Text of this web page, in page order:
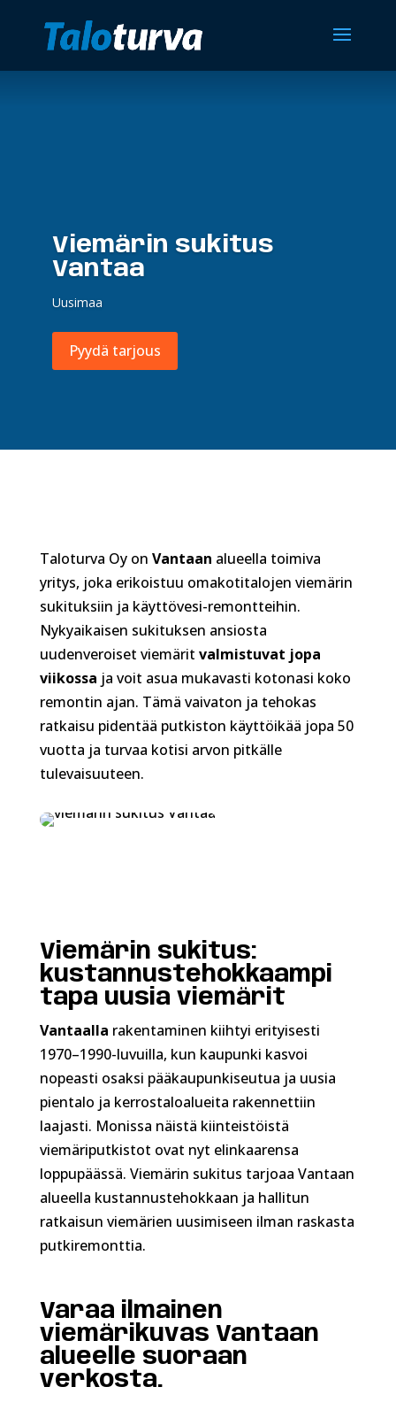
Viemärin sukitus
Vantaa
Uusimaa
Pyydä tarjous
Taloturva Oy on Vantaan alueella toimiva
yritys, joka erikoistuu omakotitalojen viemärin
sukituksiin ja käyttövesi-remontteihin.
Nykyaikaisen sukituksen ansiosta
uudenveroiset viemärit valmistuvat jopa
viikossa ja voit asua mukavasti kotonasi koko
remontin ajan. Tämä vaivaton ja tehokas
ratkaisu pidentää putkiston käyttöikää jopa 50
vuotta ja turvaa kotisi arvon pitkälle
tulevaisuuteen.
Viemärin sukitus:
kustannustehokkaampi
tapa uusia viemärit
Vantaalla rakentaminen kiihtyi erityisesti
1970–1990-luvuilla, kun kaupunki kasvoi
nopeasti osaksi pääkaupunkiseutua ja uusia
pientalo ja kerrostaloalueita rakennettiin
laajasti. Monissa näistä kiinteistöistä
viemäriputkistot ovat nyt elinkaarensa
loppupäässä. Viemärin sukitus tarjoaa Vantaan
alueella kustannustehokkaan ja hallitun
ratkaisun viemärien uusimiseen ilman raskasta
putkiremonttia.
Varaa ilmainen
viemärikuvas Vantaan
alueelle suoraan
verkosta.